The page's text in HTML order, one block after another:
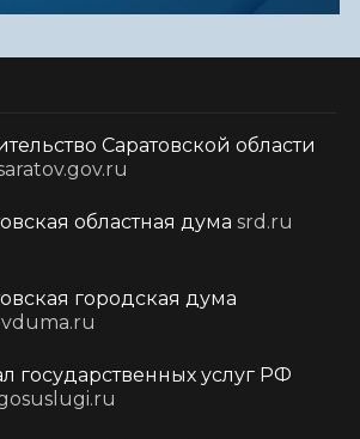
Саратовской области
областная дума srd.ru
городская дума
государственных услуг РФ